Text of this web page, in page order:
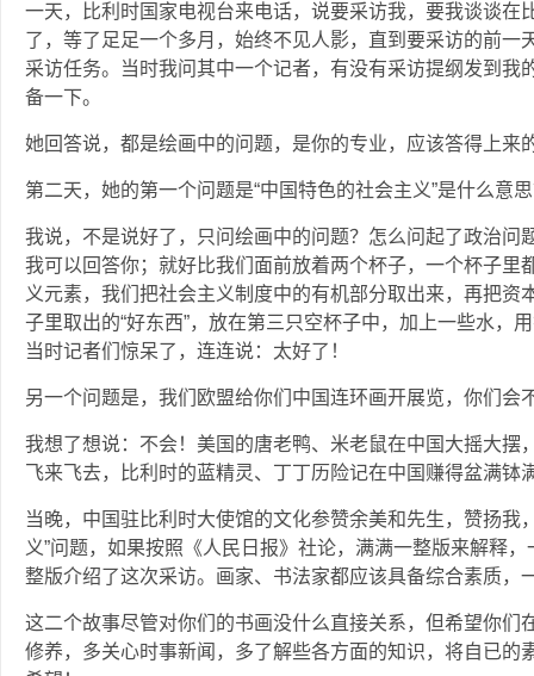
一天，比利时国家电视台来电话，说要采访我，要我谈谈在
了，等了足足一个多月，始终不见人影，直到要采访的前一
采访任务。当时我问其中一个记者，有没有采访提纲发到我
备一下。
她回答说，都是绘画中的问题，是你的专业，应该答得上来
第二天，她的第一个问题是“中国特色的社会主义”是什么意
我说，不是说好了，只问绘画中的问题？怎么问起了政治问
我可以回答你；就好比我们面前放着两个杯子，一个杯子里
义元素，我们把社会主义制度中的有机部分取出来，再把
子里取出的“好东西”，放在第三只空杯子中，加上一些水，
当时记者们惊呆了，连连说：太好了！
另一个问题是，我们欧盟给你们中国连环画开展览，你们会
我想了想说：不会！美国的唐老鸭、米老鼠在中国大摇大摆
飞来飞去，比利时的蓝精灵、丁丁历险记在中国赚得盆满钵
当晚，中国驻比利时大使馆的文化参赞余美和先生，赞扬我
义”问题，如果按照《人民日报》社论，满满一整版来解释
整版介绍了这次采访。画家、书法家都应该具备综合素质，
这二个故事尽管对你们的书画没什么直接关系，但希望你们
修养，多关心时事新闻，多了解些各方面的知识，将自已的